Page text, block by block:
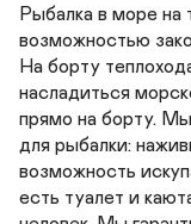
Рыбалка в море
возможностью
На борту
насладиться
прямо на борту.
для рыбалки:
возможность
есть туалет и